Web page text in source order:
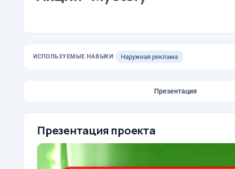
ИСПОЛЬЗУЕМЫЕ НАВЫКИ Наружная реклама
Презентация
Презентация проекта